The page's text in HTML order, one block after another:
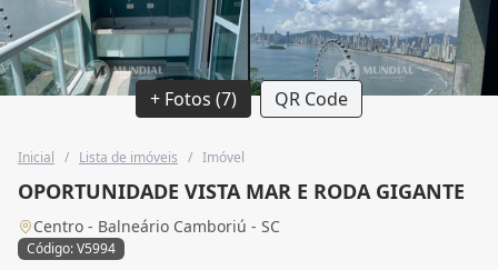
+ Fotos (7) QR Code
Inicial / Lista de imóveis / Imóvel
OPORTUNIDADE VISTA MAR E RODA GIGANTE
Centro - Balneário Camboriú - SC
Código: V5994